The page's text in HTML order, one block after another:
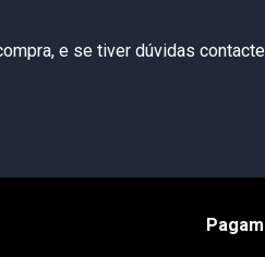
e se tiver dúvidas